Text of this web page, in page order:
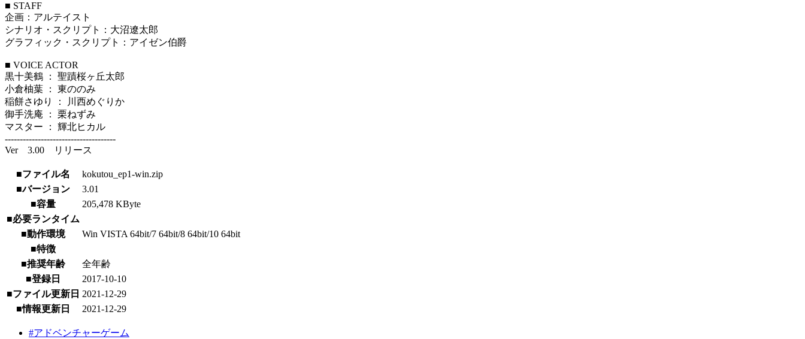
■ STAFF
企画：アルテイスト
シナリオ・スクリプト：大沼遼太郎
グラフィック・スクリプト：アイゼン伯爵
■ VOICE ACTOR
黒十美鶴 ： 聖蹟桜ヶ丘太郎
小倉柚葉 ： 東ののみ
稲餅さゆり ： 川西めぐりか
御手洗庵 ： 栗ねずみ
マスター ： 輝北ヒカル
-------------------------------------
Ver 3.00 リリース
■ファイル名
kokutou_ep1-win.zip
■バージョン
3.01
■容量
205,478 KByte
■必要ランタイム
■動作環境
Win VISTA 64bit/7 64bit/8 64bit/10 64bit
■特徴
■推奨年齢
全年齢
■登録日
2017-10-10
■ファイル更新日 2021-12-29
■情報更新日
2021-12-29
#アドベンチャーゲーム